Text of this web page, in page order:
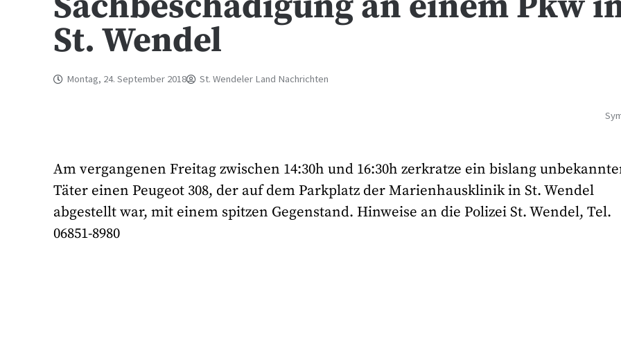
St. Wendel
Montag, 24. September 2018 St. Wendeler Land Nachrichten
Am vergangenen Freitag zwischen 14:30h und 16:30h zerkratze ein bislang
Täter einen Peugeot 308, der auf dem Parkplatz der Marienhausklinik in St. Wendel
abgestellt war, mit einem spitzen Gegenstand. Hinweise an die Polizei St. Wendel, Tel.
06851-8980